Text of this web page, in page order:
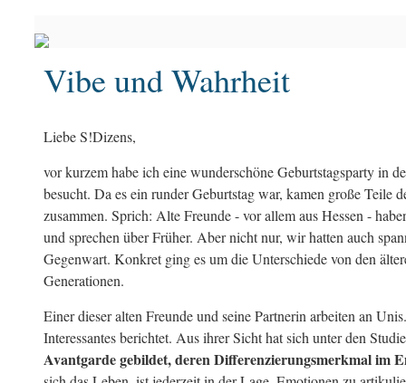
Vibe und Wahrheit
Liebe S!Dizens,
vor kurzem habe ich eine wunderschöne Geburtstagsparty in
besucht. Da es ein runder Geburtstag war, kamen große Teile
zusammen. Sprich: Alte Freunde - vor allem aus Hessen -
und sprechen über Früher. Aber nicht nur, wir hatten auch
Gegenwart. Konkret ging es um die Unterschiede von den
Generationen.
Einer dieser alten Freunde und seine Partnerin arbeiten an
Interessantes berichtet. Aus ihrer Sicht hat sich unter den
Avantgarde gebildet, deren Differenzierungsmerkmal im